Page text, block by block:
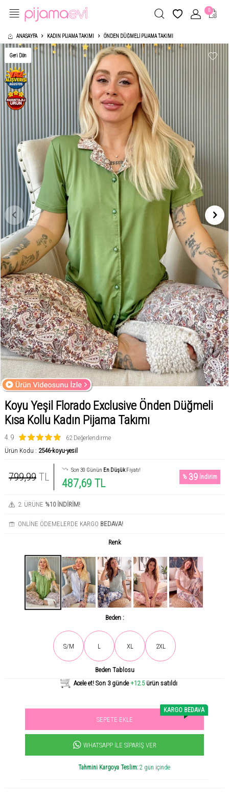
0
ANASAYFA KADIN PIJAMA TAKIMI ÖNDEN DÜĞMELI PIJAMA TAKIMI
Geri Dön
Koyu Yeşil Florado Exclusive Önden Düğmeli
Kısa Kollu Kadın Pijama Takımı
4.9
62 Değerlendirme
Ürün Kodu : 2546-koyu-yesil
799,99 TL
Son 30 Günün En DüşükFiyatı!
487,69 TL %39 İndirim
2. ÜRÜNE %10 İNDİRİM!
ONLİNE ÖDEMELERDE KARGO BEDAVA!
Renk
Beden :
S/M L XL 2XL
Beden Tablosu
Son gün içerisinde 581 kişi tarafından incelendi!
Acele et! Son 3 günde+12.5 ürün satıldı
Sevilen ürün! 11.3B kişi favoriledi!
SEPETE EKLE
KARGO BEDAVA
WHATSAPP İLE SIPARIŞ VER
Tahmini Kargoya Teslim:2 gün içinde